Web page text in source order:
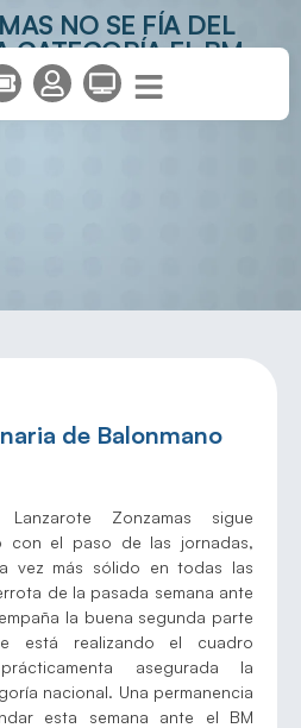
NO SE FÍA DEL
CATEGORÍA EL BM
de Balonmano
Zonzamas sigue
con el paso de las jornadas,
vez más sólido en todas las
de la pasada semana ante
la buena segunda parte
está realizando el cuadro
asegurada la
nacional. Una permanencia
esta semana ante el BM